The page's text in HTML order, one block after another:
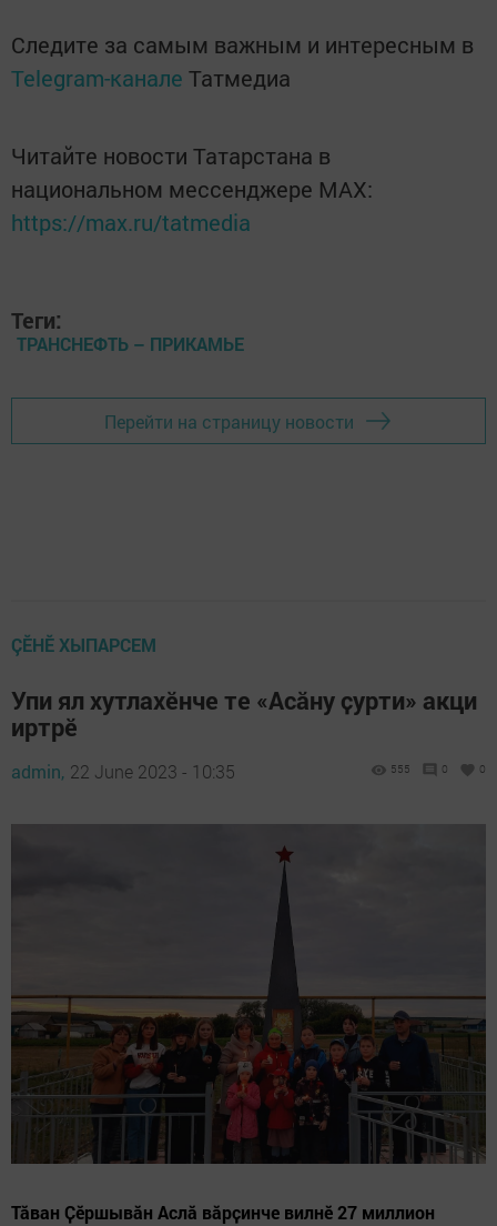
Следите за самым важным и интересным в
Telegram-канале Татмедиа
Читайте новости Татарстана в
национальном мессенджере MАХ:
https://max.ru/tatmedia
Теги:
ТРАНСНЕФТЬ – ПРИКАМЬЕ
Перейти на страницу новости
ÇӖНӖ ХЫПАРСЕМ
Упи ял хутлахӗнче те «Асӑну ҫурти» акци
иртрӗ
admin, 22 June 2023 - 10:35 555 0 0
Тӑван Ҫӗршывӑн Аслӑ вӑрҫинче вилнӗ 27 миллион